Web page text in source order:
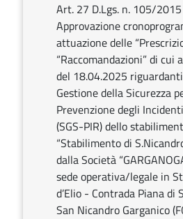
Art. 27 D.Lgs. n. 105/2015
Approvazione
attuazione delle
“Raccomandazioni” di cui
del 18.04.2025
Gestione della Sicurezza
Prevenzione degli
(SGS-PIR) dello
“Stabilimento di
dalla Società
sede operativa/legale in
d’Elio - Contrada Piana
San Nicandro Garganico